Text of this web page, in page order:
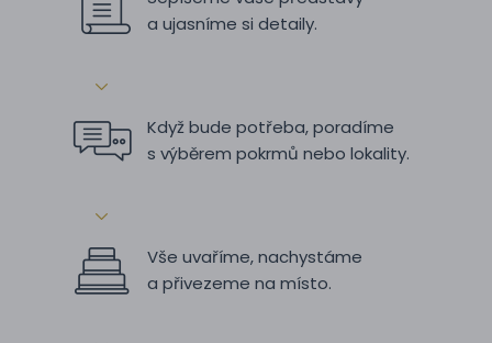
a ujasníme si detaily.
Když bude potřeba, poradíme
s výběrem pokrmů nebo lokality.
Vše uvaříme, nachystáme
a přivezeme na místo.